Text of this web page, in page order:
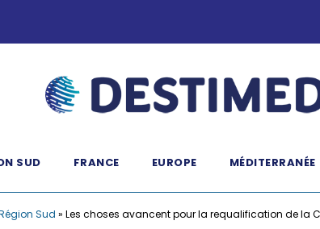
SUD FRANCE EUROPE MÉDITERRANÉE
Sud » Les choses avancent pour la requalification de la